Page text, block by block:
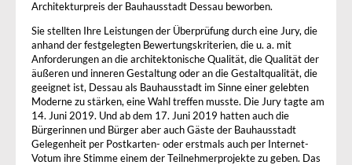
Architekturpreis der Bauhausstadt Dessau beworben.
Sie stellten Ihre Leistungen der Überprüfung durch eine Jury, die
anhand der festgelegten Bewertungskriterien, die u. a. mit
Anforderungen an die architektonische Qualität, die Qualität der
äußeren und inneren Gestaltung oder an die Gestaltqualität, die
geeignet ist, Dessau als Bauhausstadt im Sinne einer gelebten
Moderne zu stärken, eine Wahl treffen musste. Die Jury tagte am
14. Juni 2019. Und ab dem 17. Juni 2019 hatten auch die
Bürgerinnen und Bürger aber auch Gäste der Bauhausstadt
Gelegenheit per Postkarten- oder erstmals auch per Internet-
Votum ihre Stimme einem der Teilnehmerprojekte zu geben. Das